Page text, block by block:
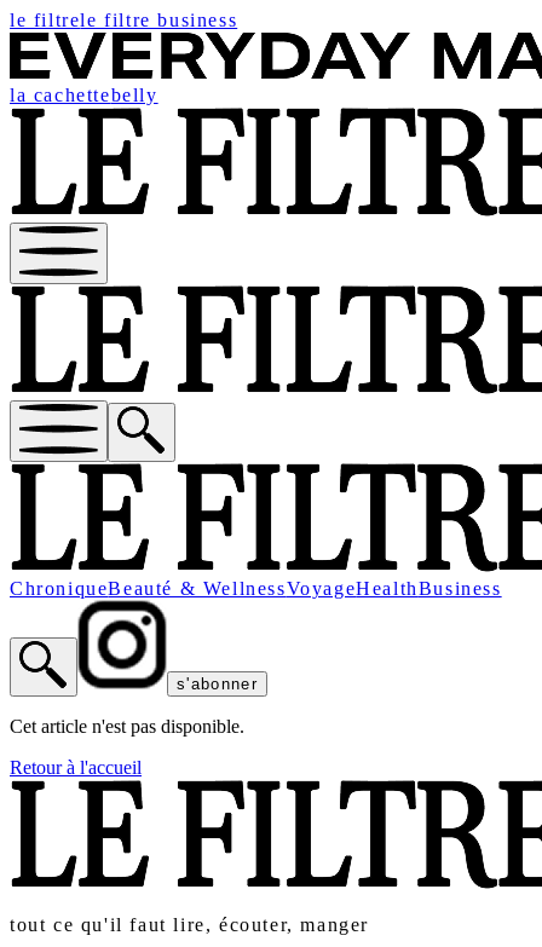
le filtrele filtre business
la cachettebelly
ChroniqueBeauté & WellnessVoyageHealthBusiness
s'abonner
Cet article n'est pas disponible.
Retour à l'accueil
tout ce qu'il faut lire, écouter, manger